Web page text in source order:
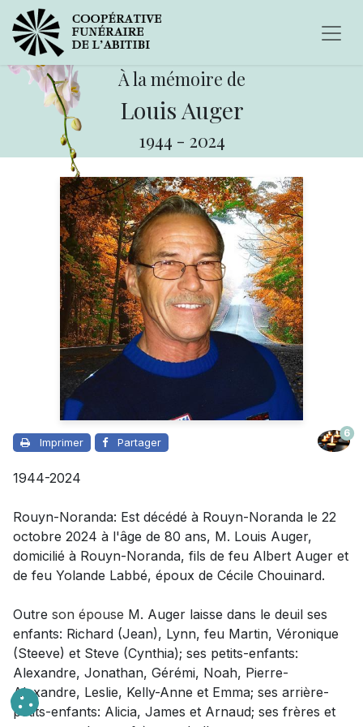
À la mémoire de
Louis Auger
1944 - 2024
Imprimer Partager
6
1944-2024
Rouyn-Noranda: Est décédé à Rouyn-Noranda le 22
octobre 2024 à l'âge de 80 ans, M. Louis Auger,
domicilié à Rouyn-Noranda, fils de feu Albert Auger et
de feu Yolande Labbé, époux de Cécile Chouinard.
Outre son épouse M. Auger laisse dans le deuil ses
enfants: Richard (Jean), Lynn, feu Martin, Véronique
(Steeve) et Steve (Cynthia); ses petits-enfants:
Alexandre, Jonathan, Gérémi, Noah, Pierre-
Alexandre, Leslie, Kelly-Anne et Emma; ses arrière-
petits-enfants: Alicia, James et Arnaud; ses frères et